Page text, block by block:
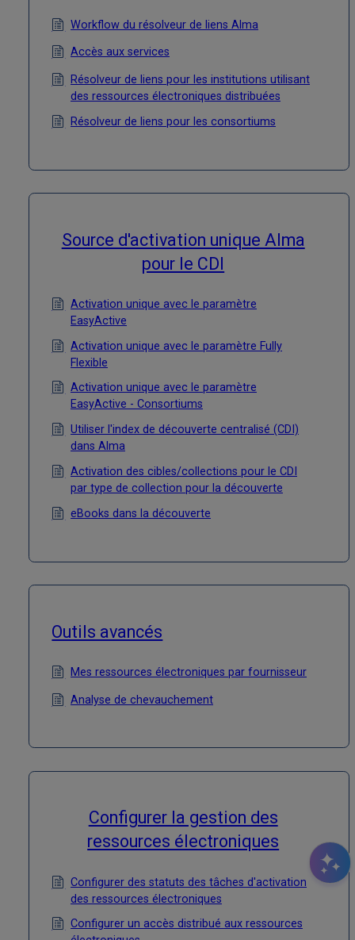
Workflow du résolveur de liens Alma
Accès aux services
Résolveur de liens pour les institutions utilisant
des ressources électroniques distribuées
Résolveur de liens pour les consortiums
Source d'activation unique Alma
pour le CDI
Activation unique avec le paramètre
EasyActive
Activation unique avec le paramètre Fully
Flexible
Activation unique avec le paramètre
EasyActive - Consortiums
Utiliser l'index de découverte centralisé (CDI)
dans Alma
Activation des cibles/collections pour le CDI
par type de collection pour la découverte
eBooks dans la découverte
Outils avancés
Mes ressources électroniques par fournisseur
Analyse de chevauchement
Configurer la gestion des
ressources électroniques
Configurer des statuts des tâches d'activation
des ressources électroniques
Configurer un accès distribué aux ressources